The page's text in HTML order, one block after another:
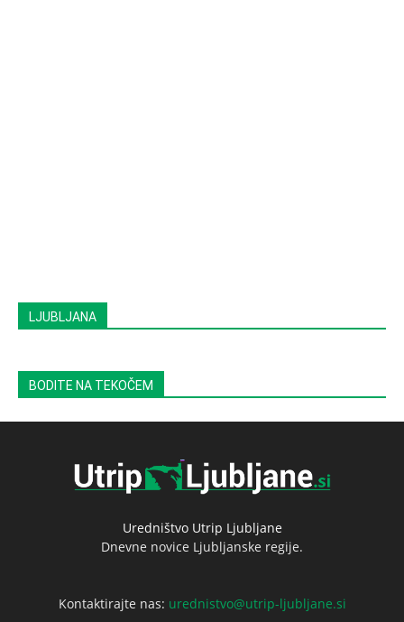
LJUBLJANA
BODITE NA TEKOČEM
Uredništvo Utrip Ljubljane
Dnevne novice Ljubljanske regije.
Kontaktirajte nas: urednistvo@utrip-ljubljane.si